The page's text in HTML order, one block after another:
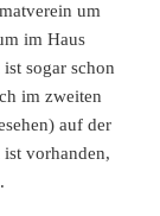
um
im Haus
sogar schon
im zweiten
auf der
ist vorhanden,